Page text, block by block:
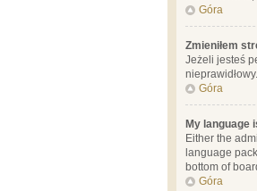
Góra
Zmieniłem
Jeżeli jesteś
Góra
My language
Either the
language
bottom of
Góra